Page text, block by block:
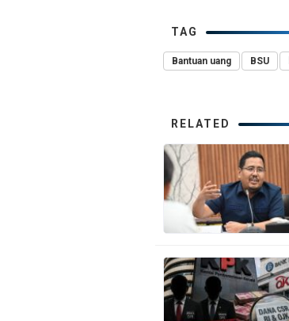
TAG
Bantuan uang BSU
RELATED